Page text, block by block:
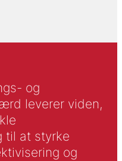
og
leverer viden,
til at styrke
og